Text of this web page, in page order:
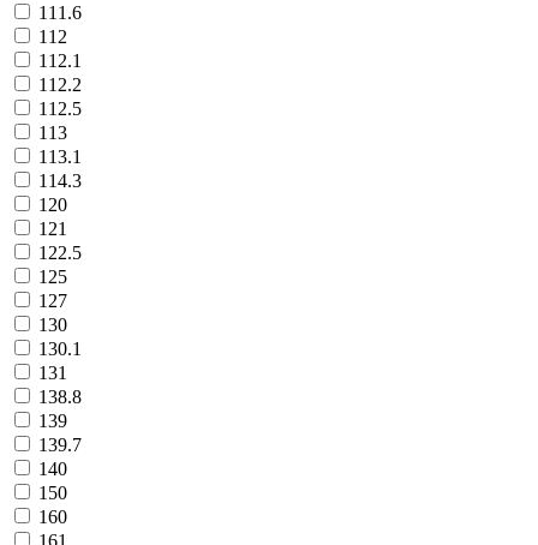
111.6
112
112.1
112.2
112.5
113
113.1
114.3
120
121
122.5
125
127
130
130.1
131
138.8
139
139.7
140
150
160
161